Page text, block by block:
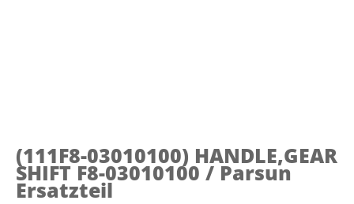
(111F8-03010100) HANDLE,GEAR
SHIFT F8-03010100 / Parsun
Ersatzteil